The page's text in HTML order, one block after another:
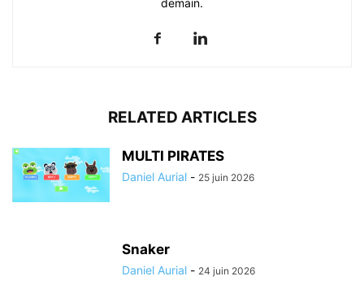
demain.
RELATED ARTICLES
MULTI PIRATES
Daniel Aurial - 25 juin 2026
Snaker
Daniel Aurial - 24 juin 2026